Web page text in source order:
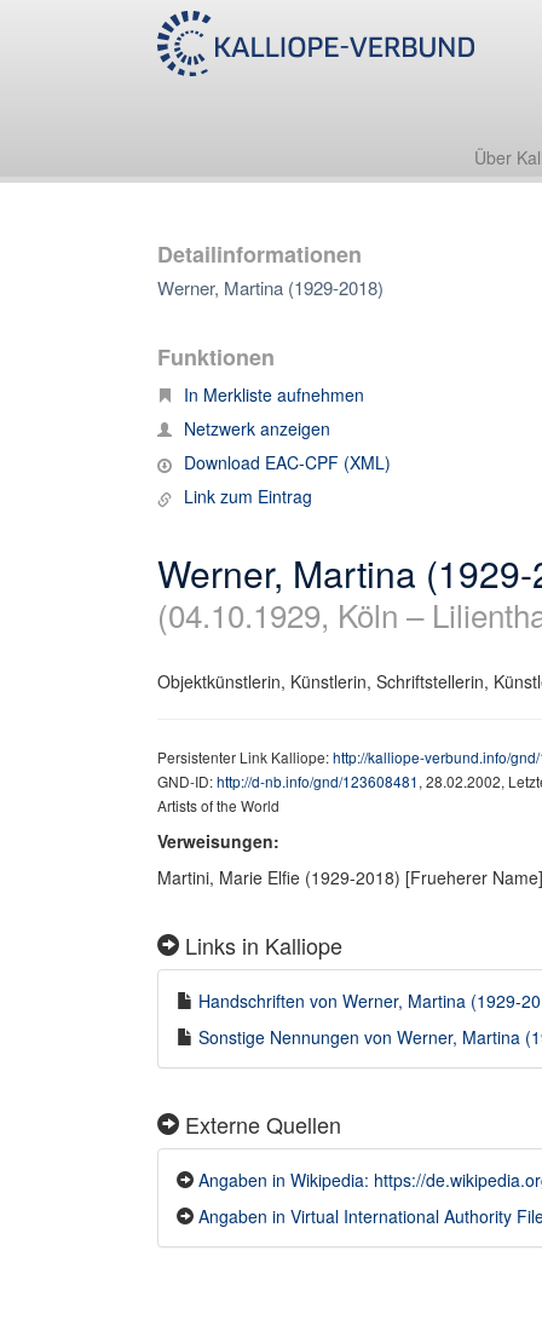
Über
Detailinformationen
Werner, Martina (1929-2018)
Funktionen
In Merkliste aufnehmen
Netzwerk anzeigen
Download EAC-CPF (XML)
Link zum Eintrag
Werner, Martina
(04.10.1929, Köln –
Objektkünstlerin, Künstlerin, Schriftstellerin,
Persistenter Link Kalliope:http://kalliope-verbund.info/
GND-ID:http://d-nb.info/gnd/123608481, 28.02.2002,
Artists of the World
Verweisungen:
Martini, Marie Elfie (1929-2018) [Frueherer
Links in Kalliope
Handschriften von Werner, Martina (1929-
Sonstige Nennungen von Werner, Martina
Externe Quellen
Angaben in Wikipedia: https://
Angaben in Virtual International Authority